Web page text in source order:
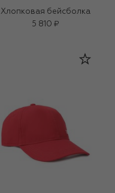
Хлопковая бейсболка
5 810 ₽